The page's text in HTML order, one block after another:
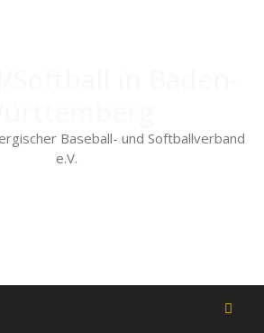
Baseball- und Softballverband
e.V.